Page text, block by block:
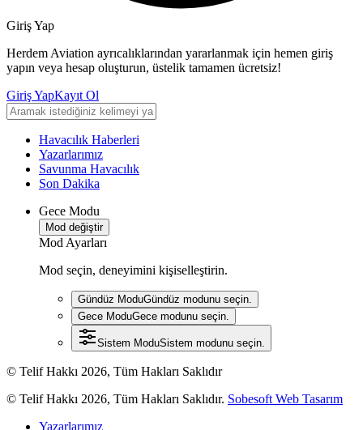
Giriş Yap
Herdem Aviation ayrıcalıklarından yararlanmak için hemen giriş
yapın veya hesap oluşturun, üstelik tamamen ücretsiz!
Giriş YapKayıt Ol
Havacılık Haberleri
Yazarlarımız
Savunma Havacılık
Son Dakika
Gece Modu
Mod değiştir
Mod Ayarları
Mod seçin, deneyimini kişiselleştirin.
Gündüz ModuGündüz modunu seçin.
Gece ModuGece modunu seçin.
Sistem ModuSistem modunu seçin.
© Telif Hakkı 2026, Tüm Hakları Saklıdır
© Telif Hakkı 2026, Tüm Hakları Saklıdır. Sobesoft Web Tasarım
Yazarlarımız